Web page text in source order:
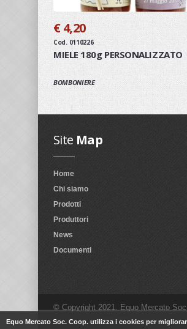
€ 4,20
Cod. 0110226
MIELE 180g PERSONALIZZATO
BOMBONIERE
Site Map
Home
Chi siamo
Prodotti
Produttori
News
Documenti
© Copyright 2021. Equo Mercato
Developed byUptime99
Equo Mercato Soc. Coop. utilizza i cookies per